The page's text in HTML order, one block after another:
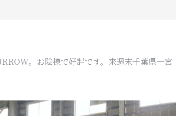
。お陰様で好評です。来週末千葉県一宮